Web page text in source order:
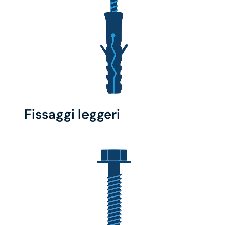
Fissaggi leggeri